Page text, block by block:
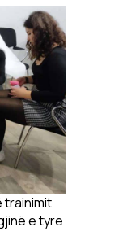
trainimit
e tyre